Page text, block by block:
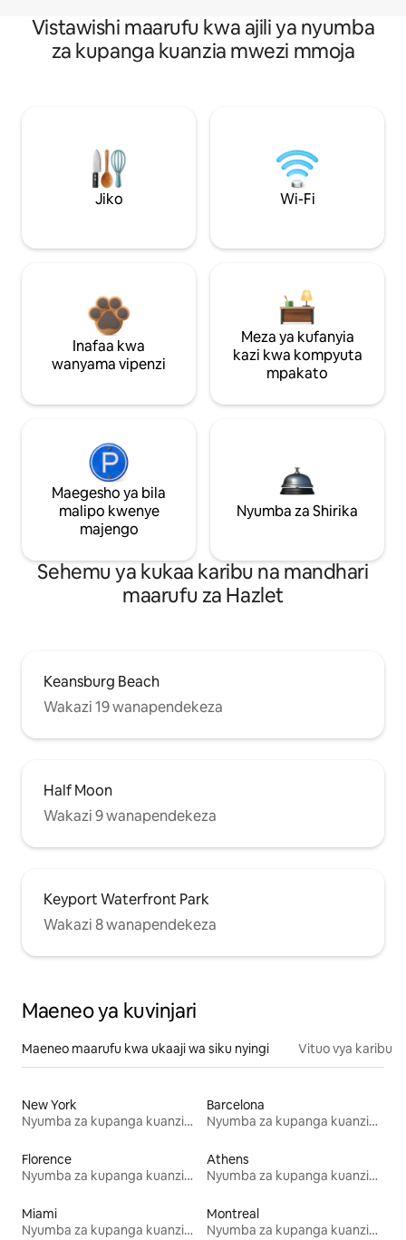
Vistawishi maarufu kwa ajili ya nyumba
za kupanga kuanzia mwezi mmoja
Jiko Wi-Fi
Inafaa kwa
wanyama vipenzi
Meza ya kufanyia
kazi kwa kompyuta
mpakato
Maegesho ya bila
malipo kwenye
majengo
Nyumba za Shirika
Sehemu ya kukaa karibu na mandhari
maarufu za Hazlet
Keansburg Beach
Wakazi 19 wanapendekeza
Half Moon
Wakazi 9 wanapendekeza
Keyport Waterfront Park
Wakazi 8 wanapendekeza
Maeneo ya kuvinjari
Maeneo maarufu kwa ukaaji wa siku nyingi Vituo vya karibu
New York
Nyumba za kupanga kuanzia mwezi mmoja
Barcelona
Nyumba za kupanga kuanzia mwezi mmoja
Florence
Nyumba za kupanga kuanzia mwezi mmoja
Athens
Nyumba za kupanga kuanzia mwezi mmoja
Miami
Nyumba za kupanga kuanzia mwezi mmoja
Montreal
Nyumba za kupanga kuanzia mwezi mmoja